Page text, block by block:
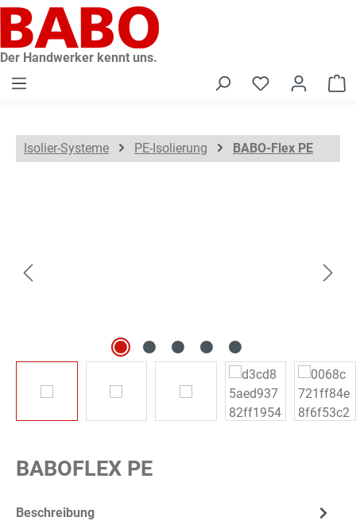
springen
Der Handwerker kennt uns.
Isolier-Systeme PE-Isolierung BABO-Flex PE
BABOFLEX PE
Beschreibung